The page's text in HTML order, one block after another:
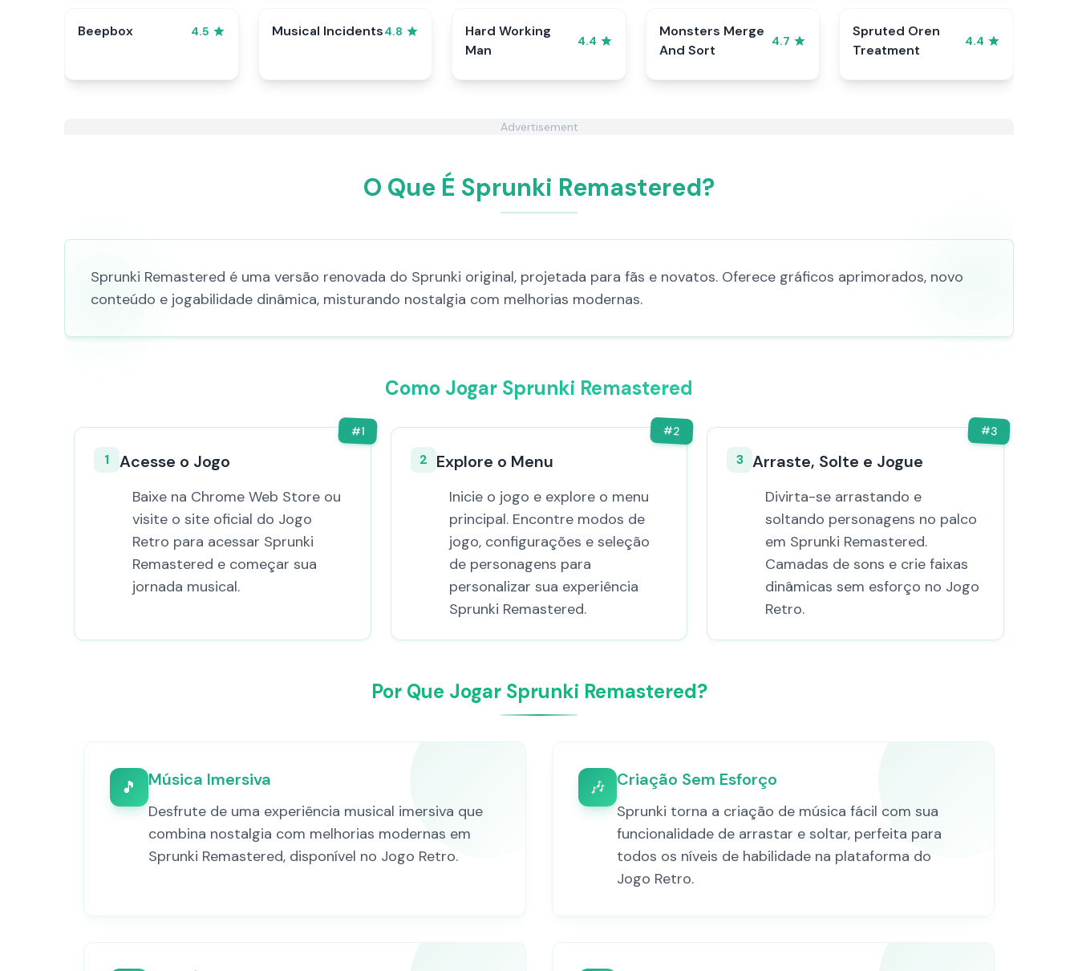
Beepbox 4.5 Musical Incidents4.8
Hard Working
Man
4.4
Monsters Merge
And Sort
4.7
Spruted Oren
Treatment
4.4
Advertisement
O Que É Sprunki Remastered?
Sprunki Remastered é uma versão renovada do Sprunki original, projetada para fãs e novatos. Oferece gráficos aprimorados, novo
conteúdo e jogabilidade dinâmica, misturando nostalgia com melhorias modernas.
Como Jogar Sprunki Remastered
#1
1 Acesse o Jogo
Baixe na Chrome Web Store ou
visite o site oficial do Jogo
Retro para acessar Sprunki
Remastered e começar sua
jornada musical.
#2
2 Explore o Menu
Inicie o jogo e explore o menu
principal. Encontre modos de
jogo, configurações e seleção
de personagens para
personalizar sua experiência
Sprunki Remastered.
#3
3 Arraste, Solte e Jogue
Divirta-se arrastando e
soltando personagens no palco
em Sprunki Remastered.
Camadas de sons e crie faixas
dinâmicas sem esforço no Jogo
Retro.
Por Que Jogar Sprunki Remastered?
🎵 Música Imersiva
Desfrute de uma experiência musical imersiva que
combina nostalgia com melhorias modernas em
Sprunki Remastered, disponível no Jogo Retro.
🎶 Criação Sem Esforço
Sprunki torna a criação de música fácil com sua
funcionalidade de arrastar e soltar, perfeita para
todos os níveis de habilidade na plataforma do
Jogo Retro.